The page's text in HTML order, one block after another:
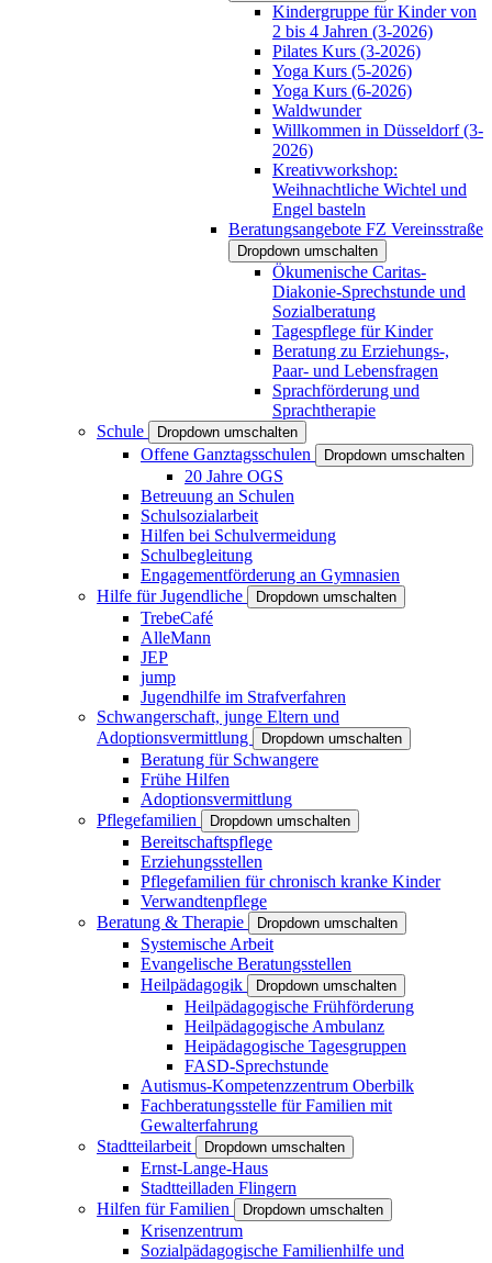
Kindergruppe für Kinder von
2 bis 4 Jahren (3-2026)
Pilates Kurs (3-2026)
Yoga Kurs (5-2026)
Yoga Kurs (6-2026)
Waldwunder
Willkommen in Düsseldorf (3-
2026)
Kreativworkshop:
Weihnachtliche Wichtel und
Engel basteln
Beratungsangebote FZ Vereinsstraße
Dropdown umschalten
Ökumenische Caritas-
Diakonie-Sprechstunde und
Sozialberatung
Tagespflege für Kinder
Beratung zu Erziehungs-,
Paar- und Lebensfragen
Sprachförderung und
Sprachtherapie
Schule
Dropdown umschalten
Offene Ganztagsschulen Dropdown umschalten
20 Jahre OGS
Betreuung an Schulen
Schulsozialarbeit
Hilfen bei Schulvermeidung
Schulbegleitung
Engagementförderung an Gymnasien
Hilfe für Jugendliche
Dropdown umschalten
TrebeCafé
AlleMann
JEP
jump
Jugendhilfe im Strafverfahren
Schwangerschaft, junge Eltern und
Adoptionsvermittlung
Dropdown umschalten
Beratung für Schwangere
Frühe Hilfen
Adoptionsvermittlung
Pflegefamilien
Dropdown umschalten
Bereitschaftspflege
Erziehungsstellen
Pflegefamilien für chronisch kranke Kinder
Verwandtenpflege
Beratung & Therapie
Dropdown umschalten
Systemische Arbeit
Evangelische Beratungsstellen
Heilpädagogik
Dropdown umschalten
Heilpädagogische Frühförderung
Heilpädagogische Ambulanz
Heipädagogische Tagesgruppen
FASD-Sprechstunde
Autismus-Kompetenzzentrum Oberbilk
Fachberatungsstelle für Familien mit
Gewalterfahrung
Stadtteilarbeit
Dropdown umschalten
Ernst-Lange-Haus
Stadtteilladen Flingern
Hilfen für Familien
Dropdown umschalten
Krisenzentrum
Sozialpädagogische Familienhilfe und